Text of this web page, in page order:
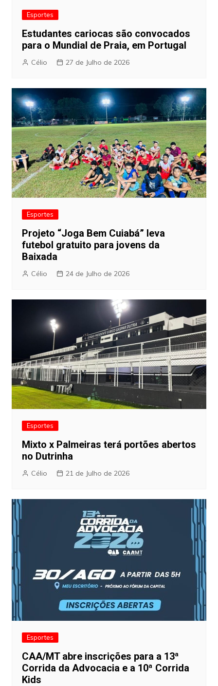
Esportes
Estudantes cariocas são convocados
para o Mundial de Praia, em Portugal
Célio 27 de Julho de 2026
Esportes
Projeto “Joga Bem Cuiabá” leva
futebol gratuito para jovens da
Baixada
Célio 24 de Julho de 2026
Esportes
Mixto x Palmeiras terá portões abertos
no Dutrinha
Célio 21 de Julho de 2026
Esportes
CAA/MT abre inscrições para a 13ª
Corrida da Advocacia e a 10ª Corrida
Kids